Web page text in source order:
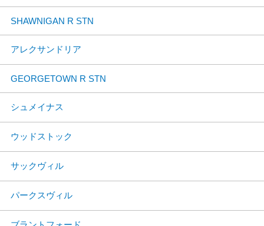
SHAWNIGAN R STN
アレクサンドリア
GEORGETOWN R STN
シュメイナス
ウッドストック
サックヴィル
パークスヴィル